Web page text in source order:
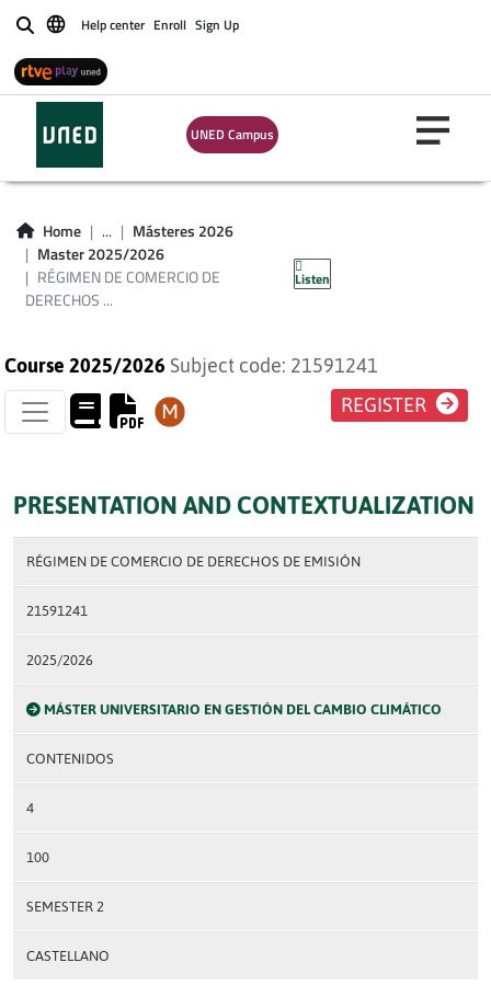
BuscarHelp center Enroll Sign Up
UNED Campus
Home ...
Másteres 2026
Master 2025/2026
RÉGIMEN DE COMERCIO DE
DERECHOS ...
Listen
RÉGIMEN DE
COMERCIO DE
DERECHOS DE
EMISIÓN
Course 2025/2026 Subject code: 21591241
REGISTER
PRESENTATION AND CONTEXTUALIZATION
RÉGIMEN DE COMERCIO DE DERECHOS DE EMISIÓN
21591241
2025/2026
MÁSTER UNIVERSITARIO EN GESTIÓN DEL CAMBIO CLIMÁTICO
CONTENIDOS
4
100
SEMESTER 2
CASTELLANO